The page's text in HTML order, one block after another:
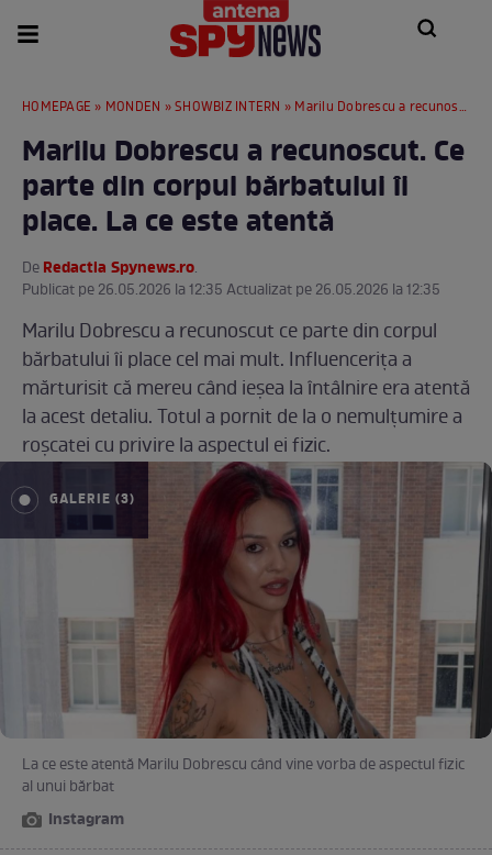
HOMEPAGE » MONDEN »SHOWBIZ INTERN » Marilu Dobrescu a recunoscut. Ce parte din corpul bărbatului îi place. La ce este atentă
Marilu Dobrescu a recunoscut. Ce
parte din corpul bărbatului îi
place. La ce este atentă
DeRedactia Spynews.ro.
Publicat pe 26.05.2026 la 12:35 Actualizat pe 26.05.2026 la 12:35
Marilu Dobrescu a recunoscut ce parte din corpul
bărbatului îi place cel mai mult. Influencerița a
mărturisit că mereu când ieșea la întâlnire era atentă
la acest detaliu. Totul a pornit de la o nemulțumire a
roșcatei cu privire la aspectul ei fizic.
GALERIE (3)
La ce este atentă Marilu Dobrescu când vine vorba de aspectul fizic
al unui bărbat
Instagram